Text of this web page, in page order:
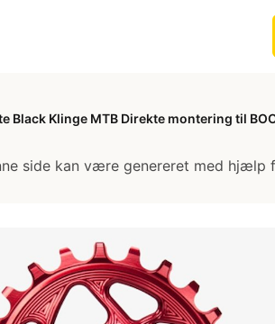
Black Klinge MTB Direkte montering til
side kan være genereret med hjælp